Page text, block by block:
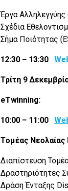
Έργα Αλληλεγγύης
Σχέδια
Σήμα Ποιότητας
12:30 – 13:30
Τρίτη 9
eTwinning:
10:00 – 11:00
Τομέας Νεολαίας
Διαπίστευση
Δραστηριότητες
Δράση Ένταξης